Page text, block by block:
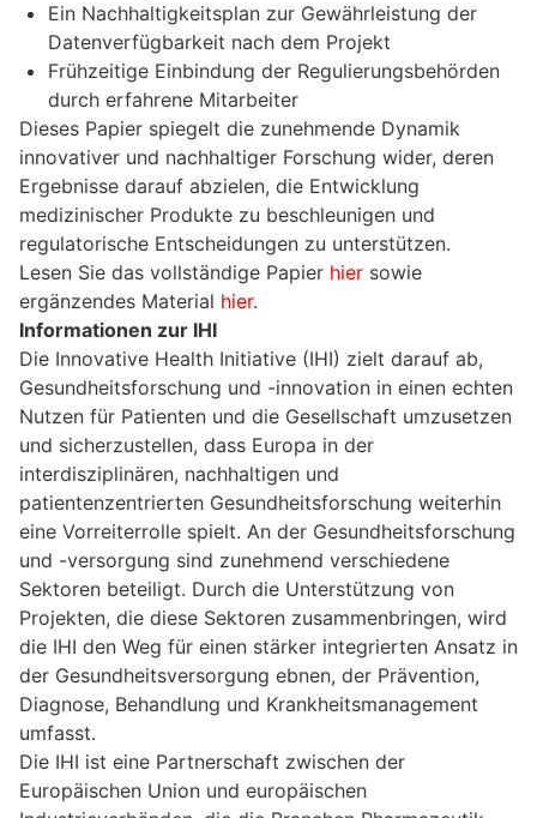
Ein Nachhaltigkeitsplan zur Gewährleistung der
Datenverfügbarkeit nach dem Projekt
Frühzeitige Einbindung der Regulierungsbehörden
durch erfahrene Mitarbeiter
Dieses Papier spiegelt die zunehmende Dynamik
innovativer und nachhaltiger Forschung wider, deren
Ergebnisse darauf abzielen, die Entwicklung
medizinischer Produkte zu beschleunigen und
regulatorische Entscheidungen zu unterstützen.
Lesen Sie das vollständige Papier hier sowie
ergänzendes Material hier.
Informationen zur IHI
Die Innovative Health Initiative (IHI) zielt darauf ab,
Gesundheitsforschung und -innovation in einen echten
Nutzen für Patienten und die Gesellschaft umzusetzen
und sicherzustellen, dass Europa in der
interdisziplinären, nachhaltigen und
patientenzentrierten Gesundheitsforschung weiterhin
eine Vorreiterrolle spielt. An der Gesundheitsforschung
und -versorgung sind zunehmend verschiedene
Sektoren beteiligt. Durch die Unterstützung von
Projekten, die diese Sektoren zusammenbringen, wird
die IHI den Weg für einen stärker integrierten Ansatz in
der Gesundheitsversorgung ebnen, der Prävention,
Diagnose, Behandlung und Krankheitsmanagement
umfasst.
Die IHI ist eine Partnerschaft zwischen der
Europäischen Union und europäischen